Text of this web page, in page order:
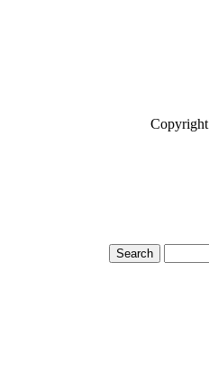
Search